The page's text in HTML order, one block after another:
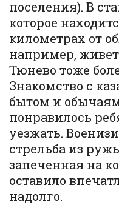
поселения). В
которое
километрах от
например,
Тюнево тоже
Знакомство с
бытом и
понравилось
уезжать.
стрельба из
запеченная на
оставило
надолго.